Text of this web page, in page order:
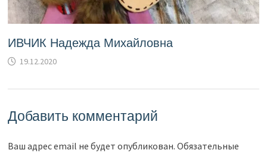
ИВЧИК Надежда Михайловна
19.12.2020
Добавить комментарий
Ваш адрес email не будет опубликован. Обязательные